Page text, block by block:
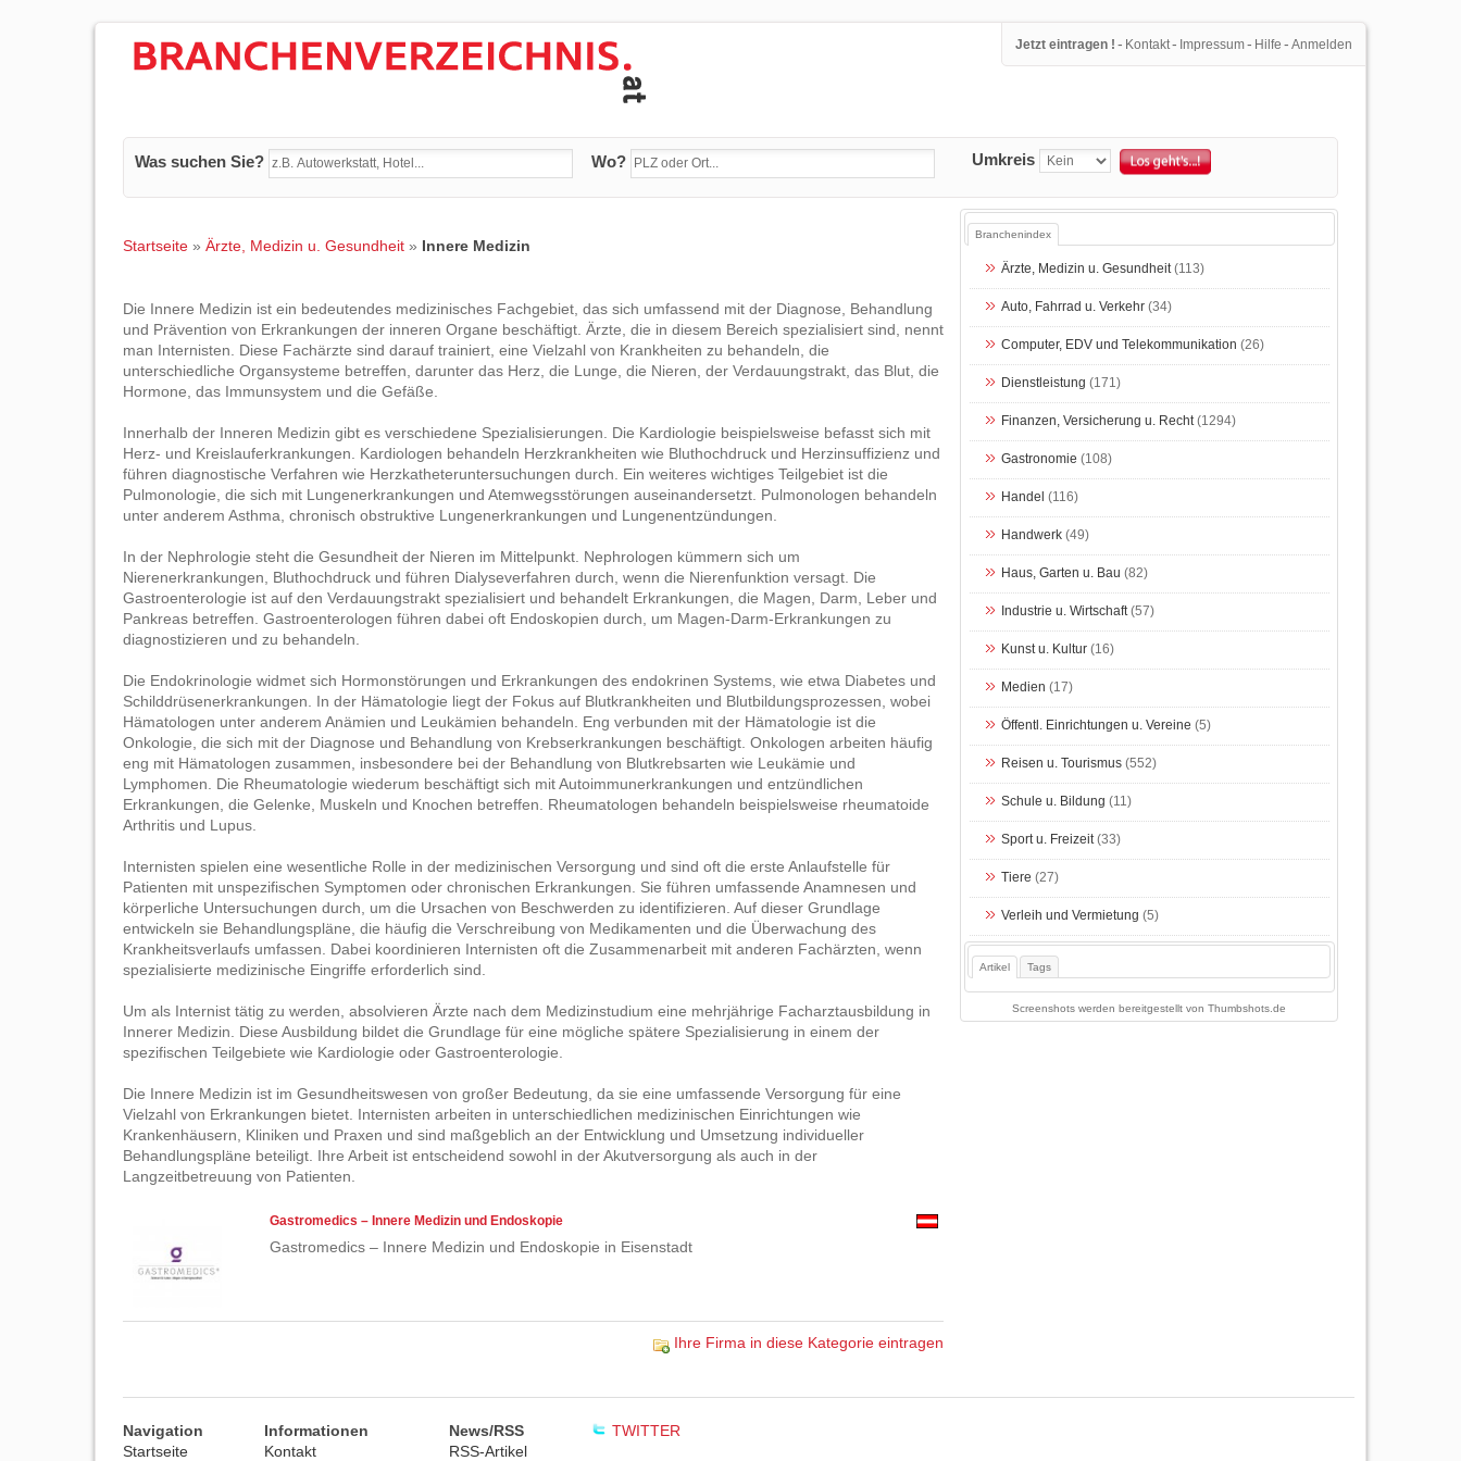
Jetzt eintragen ! - Kontakt- Impressum- Hilfe - Anmelden
Was suchen Sie? Wo? Umkreis
Startseite » Ärzte, Medizin u. Gesundheit » Innere Medizin
Die Innere Medizin ist ein bedeutendes medizinisches Fachgebiet, das sich umfassend mit der Diagnose, Behandlung
und Prävention von Erkrankungen der inneren Organe beschäftigt. Ärzte, die in diesem Bereich spezialisiert sind, nennt
man Internisten. Diese Fachärzte sind darauf trainiert, eine Vielzahl von Krankheiten zu behandeln, die
unterschiedliche Organsysteme betreffen, darunter das Herz, die Lunge, die Nieren, der Verdauungstrakt, das Blut, die
Hormone, das Immunsystem und die Gefäße.
Innerhalb der Inneren Medizin gibt es verschiedene Spezialisierungen. Die Kardiologie beispielsweise befasst sich mit
Herz- und Kreislauferkrankungen. Kardiologen behandeln Herzkrankheiten wie Bluthochdruck und Herzinsuffizienz und
führen diagnostische Verfahren wie Herzkatheteruntersuchungen durch. Ein weiteres wichtiges Teilgebiet ist die
Pulmonologie, die sich mit Lungenerkrankungen und Atemwegsstörungen auseinandersetzt. Pulmonologen behandeln
unter anderem Asthma, chronisch obstruktive Lungenerkrankungen und Lungenentzündungen.
In der Nephrologie steht die Gesundheit der Nieren im Mittelpunkt. Nephrologen kümmern sich um
Nierenerkrankungen, Bluthochdruck und führen Dialyseverfahren durch, wenn die Nierenfunktion versagt. Die
Gastroenterologie ist auf den Verdauungstrakt spezialisiert und behandelt Erkrankungen, die Magen, Darm, Leber und
Pankreas betreffen. Gastroenterologen führen dabei oft Endoskopien durch, um Magen-Darm-Erkrankungen zu
diagnostizieren und zu behandeln.
Die Endokrinologie widmet sich Hormonstörungen und Erkrankungen des endokrinen Systems, wie etwa Diabetes und
Schilddrüsenerkrankungen. In der Hämatologie liegt der Fokus auf Blutkrankheiten und Blutbildungsprozessen, wobei
Hämatologen unter anderem Anämien und Leukämien behandeln. Eng verbunden mit der Hämatologie ist die
Onkologie, die sich mit der Diagnose und Behandlung von Krebserkrankungen beschäftigt. Onkologen arbeiten häufig
eng mit Hämatologen zusammen, insbesondere bei der Behandlung von Blutkrebsarten wie Leukämie und
Lymphomen. Die Rheumatologie wiederum beschäftigt sich mit Autoimmunerkrankungen und entzündlichen
Erkrankungen, die Gelenke, Muskeln und Knochen betreffen. Rheumatologen behandeln beispielsweise rheumatoide
Arthritis und Lupus.
Internisten spielen eine wesentliche Rolle in der medizinischen Versorgung und sind oft die erste Anlaufstelle für
Patienten mit unspezifischen Symptomen oder chronischen Erkrankungen. Sie führen umfassende Anamnesen und
körperliche Untersuchungen durch, um die Ursachen von Beschwerden zu identifizieren. Auf dieser Grundlage
entwickeln sie Behandlungspläne, die häufig die Verschreibung von Medikamenten und die Überwachung des
Krankheitsverlaufs umfassen. Dabei koordinieren Internisten oft die Zusammenarbeit mit anderen Fachärzten, wenn
spezialisierte medizinische Eingriffe erforderlich sind.
Um als Internist tätig zu werden, absolvieren Ärzte nach dem Medizinstudium eine mehrjährige Facharztausbildung in
Innerer Medizin. Diese Ausbildung bildet die Grundlage für eine mögliche spätere Spezialisierung in einem der
spezifischen Teilgebiete wie Kardiologie oder Gastroenterologie.
Die Innere Medizin ist im Gesundheitswesen von großer Bedeutung, da sie eine umfassende Versorgung für eine
Vielzahl von Erkrankungen bietet. Internisten arbeiten in unterschiedlichen medizinischen Einrichtungen wie
Krankenhäusern, Kliniken und Praxen und sind maßgeblich an der Entwicklung und Umsetzung individueller
Behandlungspläne beteiligt. Ihre Arbeit ist entscheidend sowohl in der Akutversorgung als auch in der
Langzeitbetreuung von Patienten.
Gastromedics – Innere Medizin und Endoskopie
Gastromedics – Innere Medizin und Endoskopie in Eisenstadt
Ihre Firma in diese Kategorie eintragen
Branchenindex
Ärzte, Medizin u. Gesundheit(113)
Auto, Fahrrad u. Verkehr(34)
Computer, EDV und Telekommunikation (26)
Dienstleistung (171)
Finanzen, Versicherung u. Recht(1294)
Gastronomie (108)
Handel (116)
Handwerk(49)
Haus, Garten u. Bau (82)
Industrie u. Wirtschaft(57)
Kunst u. Kultur(16)
Medien (17)
Öffentl. Einrichtungen u. Vereine (5)
Reisen u. Tourismus(552)
Schule u. Bildung (11)
Sport u. Freizeit(33)
Tiere (27)
Verleih und Vermietung (5)
Artikel Tags
Screenshots werden bereitgestellt vonThumbshots.de
Navigation
Startseite
Informationen
Kontakt
News/RSS
RSS-Artikel
TWITTER